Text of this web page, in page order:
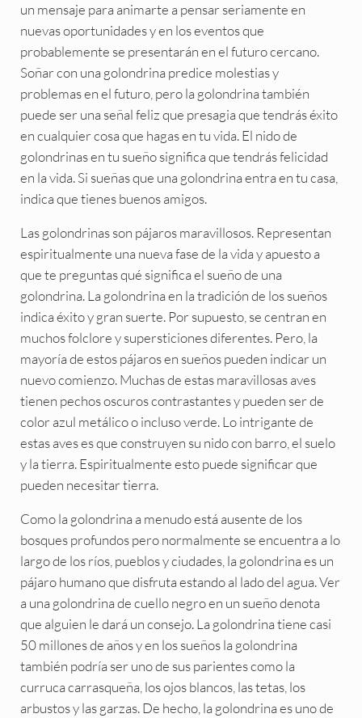
un mensaje para animarte a pensar seriamente en
nuevas oportunidades y en los eventos que
probablemente se presentarán en el futuro cercano.
Soñar con una golondrina predice molestias y
problemas en el futuro, pero la golondrina también
puede ser una señal feliz que presagia que tendrás éxito
en cualquier cosa que hagas en tu vida. El nido de
golondrinas en tu sueño significa que tendrás felicidad
en la vida. Si sueñas que una golondrina entra en tu casa,
indica que tienes buenos amigos.
Las golondrinas son pájaros maravillosos. Representan
espiritualmente una nueva fase de la vida y apuesto a
que te preguntas qué significa el sueño de una
golondrina. La golondrina en la tradición de los sueños
indica éxito y gran suerte. Por supuesto, se centran en
muchos folclore y supersticiones diferentes. Pero, la
mayoría de estos pájaros en sueños pueden indicar un
nuevo comienzo. Muchas de estas maravillosas aves
tienen pechos oscuros contrastantes y pueden ser de
color azul metálico o incluso verde. Lo intrigante de
estas aves es que construyen su nido con barro, el suelo
y la tierra. Espiritualmente esto puede significar que
pueden necesitar tierra.
Como la golondrina a menudo está ausente de los
bosques profundos pero normalmente se encuentra a lo
largo de los ríos, pueblos y ciudades, la golondrina es un
pájaro humano que disfruta estando al lado del agua. Ver
a una golondrina de cuello negro en un sueño denota
que alguien le dará un consejo. La golondrina tiene casi
50 millones de años y en los sueños la golondrina
también podría ser uno de sus parientes como la
curruca carrasqueña, los ojos blancos, las tetas, los
arbustos y las garzas. De hecho, la golondrina es uno de